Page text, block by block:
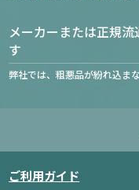
メーカーまたは正規
す
弊社では、粗悪品が紛れ込ま
ご利用ガイド